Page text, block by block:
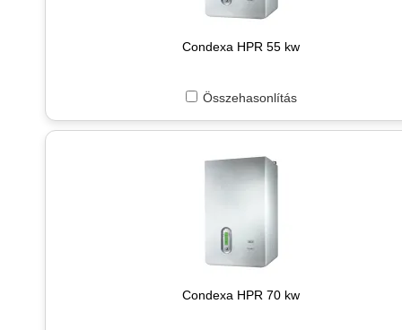
Condexa HPR 55 kw
Összehasonlítás
Condexa HPR 70 kw